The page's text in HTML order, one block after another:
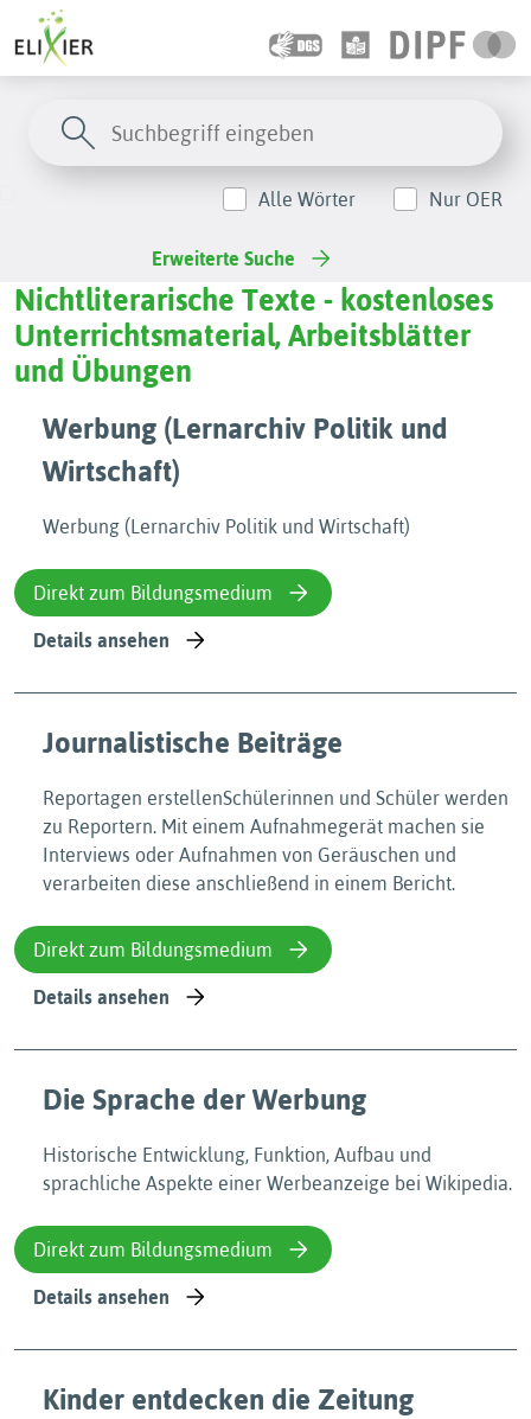
Alle Wörter Nur OER
Erweiterte Suche
Nichtliterarische Texte - kostenloses
Unterrichtsmaterial, Arbeitsblätter
und Übungen
Werbung (Lernarchiv Politik und
Wirtschaft)
Werbung (Lernarchiv Politik und Wirtschaft)
Direkt zum Bildungsmedium
Details ansehen
Journalistische Beiträge
Reportagen erstellenSchülerinnen und Schüler werden
zu Reportern. Mit einem Aufnahmegerät machen sie
Interviews oder Aufnahmen von Geräuschen und
verarbeiten diese anschließend in einem Bericht.
Direkt zum Bildungsmedium
Details ansehen
Die Sprache der Werbung
Historische Entwicklung, Funktion, Aufbau und
sprachliche Aspekte einer Werbeanzeige bei Wikipedia.
Direkt zum Bildungsmedium
Details ansehen
Kinder entdecken die Zeitung